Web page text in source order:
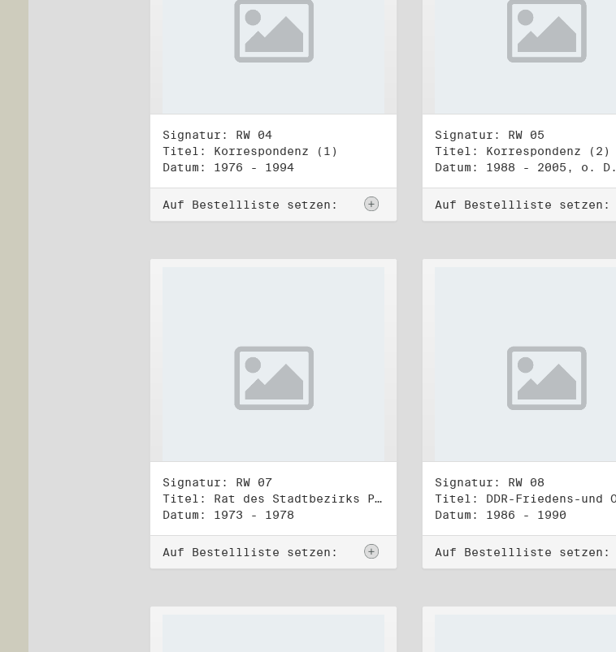
Signatur: RW 04
Titel: Korrespondenz (1)
Datum: 1976 - 1994
Auf Bestellliste setzen:
Signatur: RW 05
Titel: Korrespondenz (2)
Datum: 1988 - 2005, o. D.
Auf Bestellliste setzen:
Signatur: RW 07
Titel: Rat des Stadtbezirks Prenzlauer Berg in Berlin
Datum: 1973 - 1978
Auf Bestellliste setzen:
Signatur: RW 08
Datum: 1986 - 1990
Auf Bestellliste setzen: